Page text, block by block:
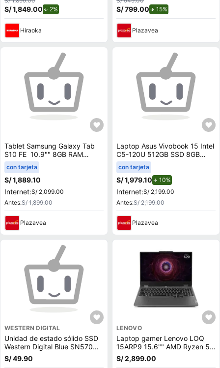
S/ 1,849.00 2%
Hiraoka
S/ 799.00 15%
Plazavea
Tablet Samsung Galaxy Tab
S10 FE 10.9"" 8GB RAM
128GB Gris
con tarjeta
S/ 1,889.10
Internet:S/ 2,099.00
Antes:S/ 1,899.00
Plazavea
Laptop Asus Vivobook 15 Intel
C5-120U 512GB SSD 8GB
RAM 15.6"" Mochila + Mouse
X1504VA-BQ4454W
con tarjeta
S/ 1,979.10 10%
Internet:S/ 2,199.00
Antes:S/ 2,199.00
Plazavea
WESTERN DIGITAL
Unidad de estado sólido SSD
Western Digital Blue SN570
500GB, M.2, NVMe, PCIe 3.0
S/ 49.90
LENOVO
Laptop gamer Lenovo LOQ
15ARP9 15.6"" AMD Ryzen 5-
7235HS, 512GB SSD, 12GB
RAM, GeForce RTX 3050,
S/ 2,899.00